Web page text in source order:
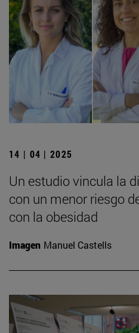
14 | 04 | 2025
Un estudio vincula la
con un menor riesgo
con la obesidad
Imagen Manuel Castells